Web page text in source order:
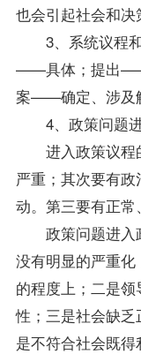
也会引起社会和决
3、系统议程和
——具体；提出——
案——确定、涉及
4、政策问题进
进入政策议程
严重；其次要有
动。第三要有正常
政策问题进入
没有明显的严重
的程度上；二是
性；三是社会缺
是不符合社会既